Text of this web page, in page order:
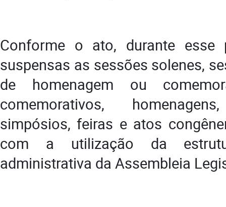
Conforme o ato, durante esse
suspensas as sessões solenes,
de homenagem ou
comemorativos,
simpósios, feiras e atos
com a utilização da
administrativa da Assembleia